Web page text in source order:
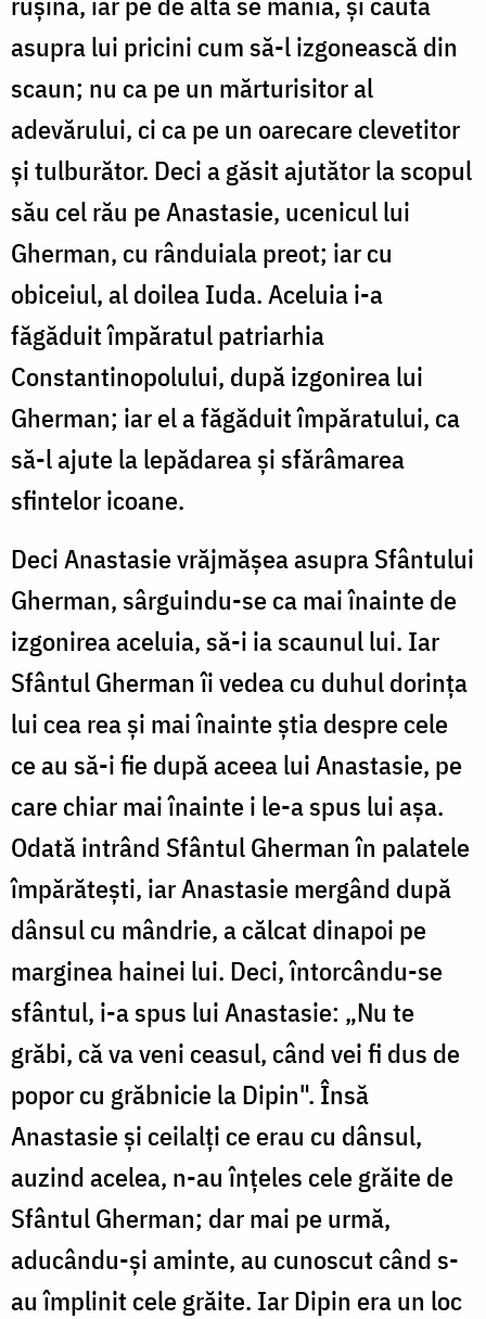
asupra lui pricini cum să-l izgonească din
scaun; nu ca pe un mărturisitor al
adevărului, ci ca pe un oarecare clevetitor
și tulburător. Deci a găsit ajutător la scopul
său cel rău pe Anastasie, ucenicul lui
Gherman, cu rânduiala preot; iar cu
obiceiul, al doilea Iuda. Aceluia i-a
făgăduit împăratul patriarhia
Constantinopolului, după izgonirea lui
Gherma­n; iar el a făgăduit împăratului, ca
să-l ajute la lepădarea și sfărâmarea
sfintelor icoane.
Deci Anastasie vrăjmășea asupra Sfântului
Gherman, sârguindu-se ca mai înainte de
izgonirea aceluia, să-i ia scaunul lui. Iar
Sfântul Gherman îi vedea cu duhul dorința
lui cea rea și mai înainte știa despre cele
ce au să-i fie după aceea lui Anastasie, pe
care chiar mai înainte i le-a spus lui așa.
Odată intrând Sfântul Gherman în palatele
împărătești, iar Anastasie mergând după
dânsul cu mândrie, a călcat dinapoi pe
marginea hainei lui. Deci, întorcându-se
sfântul, i-a spus lui Anastasie: „Nu te
grăbi, că va veni ceasul, când vei fi dus de
popor cu grăbnicie la Dipin". Însă
Anastasie și ceilalți ce erau cu dânsul,
auzind acelea, n-au înțeles cele grăite de
Sfântul Gherman; dar mai pe urmă,
aducându-și aminte, au cunoscut când s-
au împlinit cele grăite. Iar Dipin era un loc